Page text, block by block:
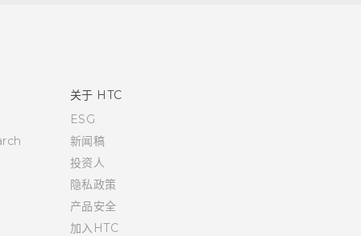
关于 HTC
ESG
新闻稿
投资人
隐私政策
产品安全
加入HTC